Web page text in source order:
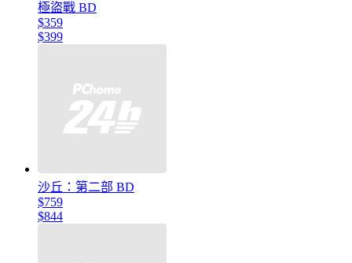
極盜戰 BD
$359
$399
沙丘：第二部 BD
$759
$844